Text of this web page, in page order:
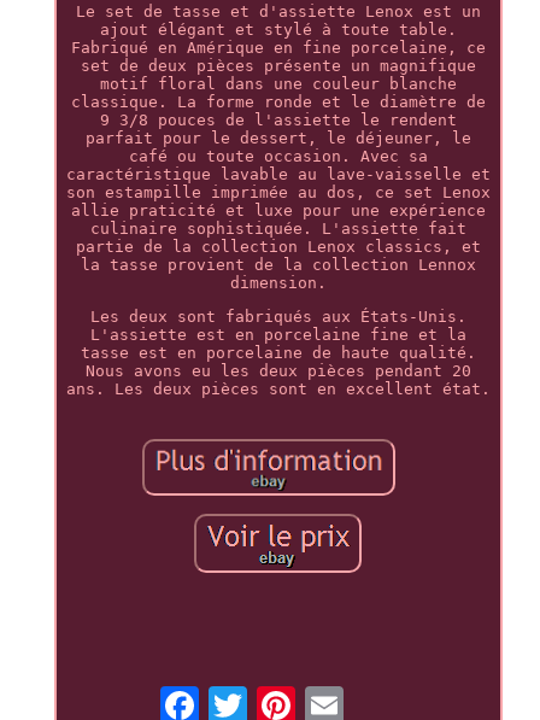
Le set de tasse et d'assiette Lenox est un
ajout élégant et stylé à toute table.
Fabriqué en Amérique en fine porcelaine, ce
set de deux pièces présente un magnifique
motif floral dans une couleur blanche
classique. La forme ronde et le diamètre de
9 3/8 pouces de l'assiette le rendent
parfait pour le dessert, le déjeuner, le
café ou toute occasion. Avec sa
caractéristique lavable au lave-vaisselle et
son estampille imprimée au dos, ce set Lenox
allie praticité et luxe pour une expérience
culinaire sophistiquée. L'assiette fait
partie de la collection Lenox classics, et
la tasse provient de la collection Lennox
dimension.
Les deux sont fabriqués aux États-Unis.
L'assiette est en porcelaine fine et la
tasse est en porcelaine de haute qualité.
Nous avons eu les deux pièces pendant 20
ans. Les deux pièces sont en excellent état.